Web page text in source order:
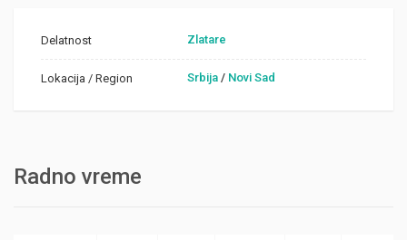
Delatnost Zlatare
Lokacija / Region Srbija / Novi Sad
Radno vreme